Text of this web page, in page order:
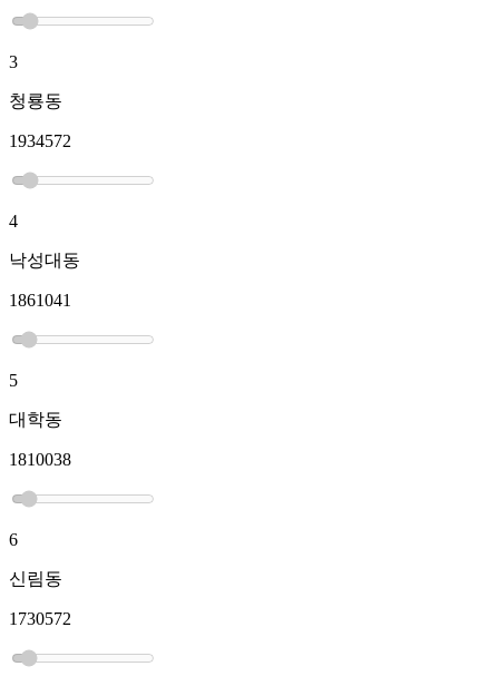
3
청룡동
1934572
4
낙성대동
1861041
5
대학동
1810038
6
신림동
1730572